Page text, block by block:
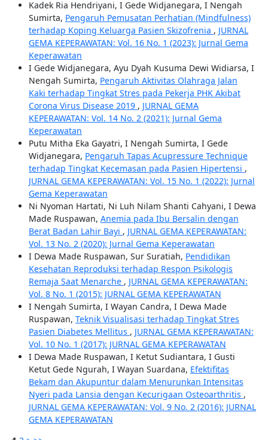
Kadek Ria Hendriyani, I Gede Widjanegara, I Nengah
Sumirta, Pengaruh Pemusatan Perhatian (Mindfulness)
terhadap Koping Keluarga Pasien Skizofrenia , JURNAL
GEMA KEPERAWATAN: Vol. 16 No. 1 (2023): Jurnal Gema
Keperawatan
I Gede Widjanegara, Ayu Dyah Kusuma Dewi Widiarsa, I
Nengah Sumirta, Pengaruh Aktivitas Olahraga Jalan
Kaki terhadap Tingkat Stres pada Pekerja PHK Akibat
Corona Virus Disease 2019 , JURNAL GEMA
KEPERAWATAN: Vol. 14 No. 2 (2021): Jurnal Gema
Keperawatan
Putu Mitha Eka Gayatri, I Nengah Sumirta, I Gede
Widjanegara, Pengaruh Tapas Acupressure Technique
terhadap Tingkat Kecemasan pada Pasien Hipertensi ,
JURNAL GEMA KEPERAWATAN: Vol. 15 No. 1 (2022): Jurnal
Gema Keperawatan
Ni Nyoman Hartati, Ni Luh Nilam Shanti Cahyani, I Dewa
Made Ruspawan, Anemia pada Ibu Bersalin dengan
Berat Badan Lahir Bayi , JURNAL GEMA KEPERAWATAN:
Vol. 13 No. 2 (2020): Jurnal Gema Keperawatan
I Dewa Made Ruspawan, Sur Suratiah, Pendidikan
Kesehatan Reproduksi terhadap Respon Psikologis
Remaja Saat Menarche , JURNAL GEMA KEPERAWATAN:
Vol. 8 No. 1 (2015): JURNAL GEMA KEPERAWATAN
I Nengah Sumirta, I Wayan Candra, I Dewa Made
Ruspawan, Teknik Visualisasi terhadap Tingkat Stres
Pasien Diabetes Mellitus , JURNAL GEMA KEPERAWATAN:
Vol. 10 No. 1 (2017): JURNAL GEMA KEPERAWATAN
I Dewa Made Ruspawan, I Ketut Sudiantara, I Gusti
Ketut Gede Ngurah, I Wayan Suardana, Efektifitas
Bekam dan Akupuntur dalam Menurunkan Intensitas
Nyeri pada Lansia dengan Kecurigaan Osteoarthritis ,
JURNAL GEMA KEPERAWATAN: Vol. 9 No. 2 (2016): JURNAL
GEMA KEPERAWATAN